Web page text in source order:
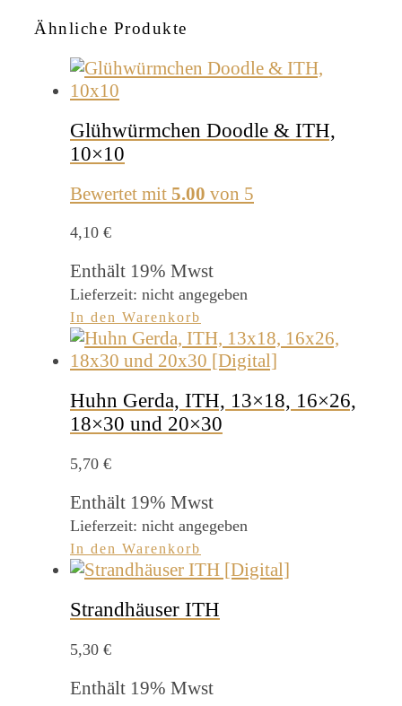
Ähnliche Produkte
Glühwürmchen Doodle & ITH,
10×10
Bewertet mit 5.00 von 5
4,10 €
Enthält 19% Mwst
Lieferzeit: nicht angegeben
In den Warenkorb
Huhn Gerda, ITH, 13×18, 16×26,
18×30 und 20×30
5,70 €
Enthält 19% Mwst
Lieferzeit: nicht angegeben
In den Warenkorb
Strandhäuser ITH
5,30 €
Enthält 19% Mwst